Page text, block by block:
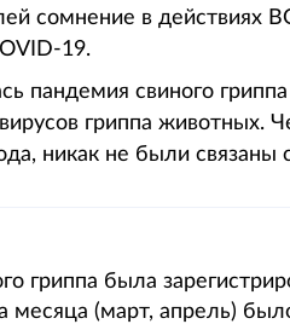
сомнение в
19.
пандемия свиного
гриппа животных.
никак не были связаны
гриппа была
месяца (март, апрель)